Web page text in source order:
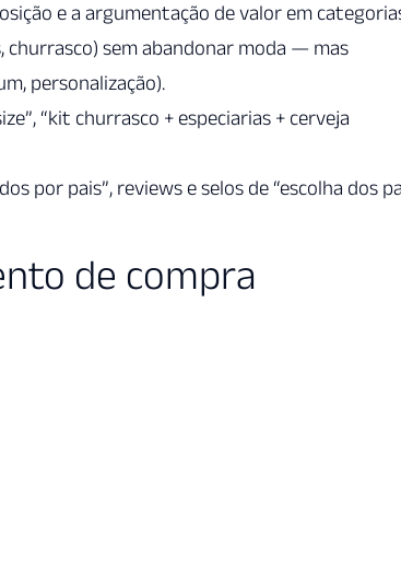
e a argumentação de valor em
sem abandonar moda — mas
personalização).
“kit churrasco + especiarias + cerveja
por pais”, reviews e selos de “escolha dos
de compra